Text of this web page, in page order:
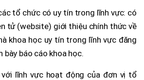
tổ chức có uy tín trong lĩnh vực: có
tử (website) giới thiệu chính thức về
khoa học uy tín trong lĩnh vực đăng
bày báo cáo khoa học.
với lĩnh vực hoạt động của đơn vị tổ